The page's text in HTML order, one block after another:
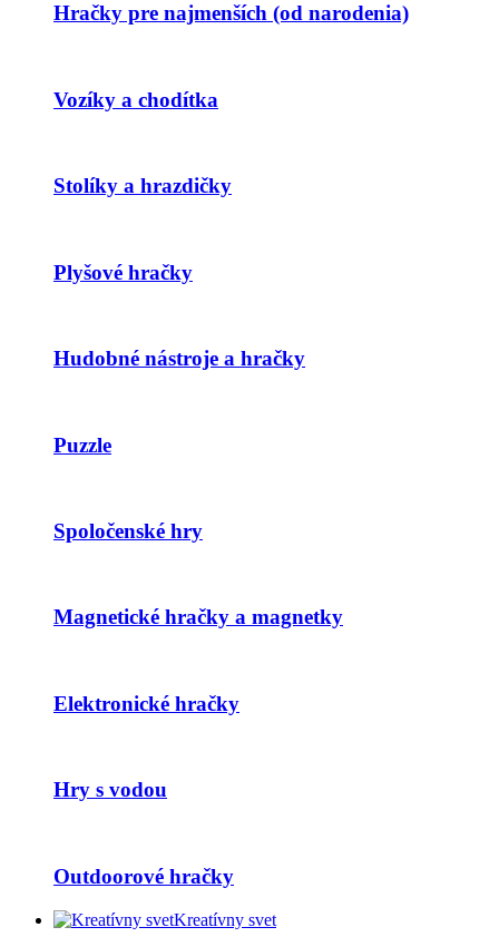
Hračky pre najmenších (od narodenia)
Vozíky a chodítka
Stolíky a hrazdičky
Plyšové hračky
Hudobné nástroje a hračky
Puzzle
Spoločenské hry
Magnetické hračky a magnetky
Elektronické hračky
Hry s vodou
Outdoorové hračky
Kreatívny svet